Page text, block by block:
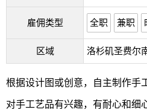
雇佣类型 全职 兼职
区域 洛杉矶圣费尔
根据设计图或创意，自主制作手
对手工艺品有兴趣，有耐心和细